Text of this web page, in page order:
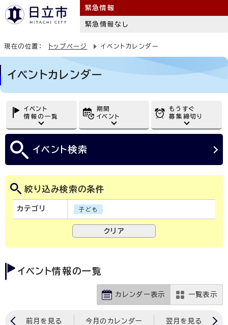
緊急情報
緊急情報なし
現在の位置： トップページ イベントカレンダー
イベントカレンダー
イベント
情報の一覧
期間
イベント
もうすぐ
募集締切り
イベント検索
絞り込み検索の条件
カテゴリ 子ども
イベント情報の一覧
カレンダー表示 一覧表示
前月を見る 今月のカレンダー 翌月を見る